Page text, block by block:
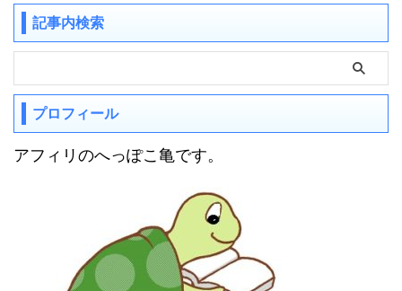
記事内検索
プロフィール
アフィリのへっぽこ亀です。